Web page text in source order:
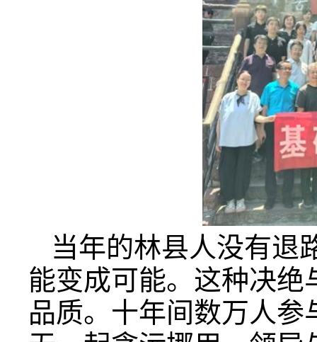
当年的林县人没有退
能变成可能。这种决
品质。十年间数万人